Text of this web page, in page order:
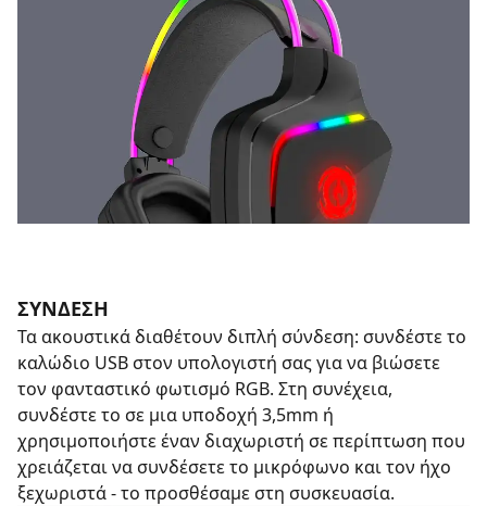
ΣΥΝΔΕΣΗ
Τα ακουστικά διαθέτουν διπλή σύνδεση: συνδέστε το
καλώδιο USB στον υπολογιστή σας για να βιώσετε
τον φανταστικό φωτισμό RGB. Στη συνέχεια,
συνδέστε το σε μια υποδοχή 3,5mm ή
χρησιμοποιήστε έναν διαχωριστή σε περίπτωση που
χρειάζεται να συνδέσετε το μικρόφωνο και τον ήχο
ξεχωριστά - το προσθέσαμε στη συσκευασία.